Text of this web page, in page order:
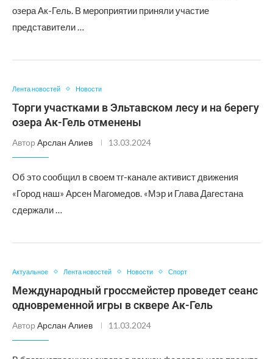
озера Ак-Гель. В мероприятии приняли участие
представители …
Лента новостей Новости
Торги участками в Эльтавском лесу и на берегу
озера Ак-Гель отменены
Автор Арслан Алиев 13.03.2024
Об это сообщил в своем тг-канале активист движения
«Город наш» Арсен Магомедов. «Мэр и Глава Дагестана
сдержали …
Актуальное Лента новостей Новости Спорт
Международный гроссмейстер проведет сеанс
одновременной игры в сквере Ак-Гель
Автор Арслан Алиев 11.03.2024